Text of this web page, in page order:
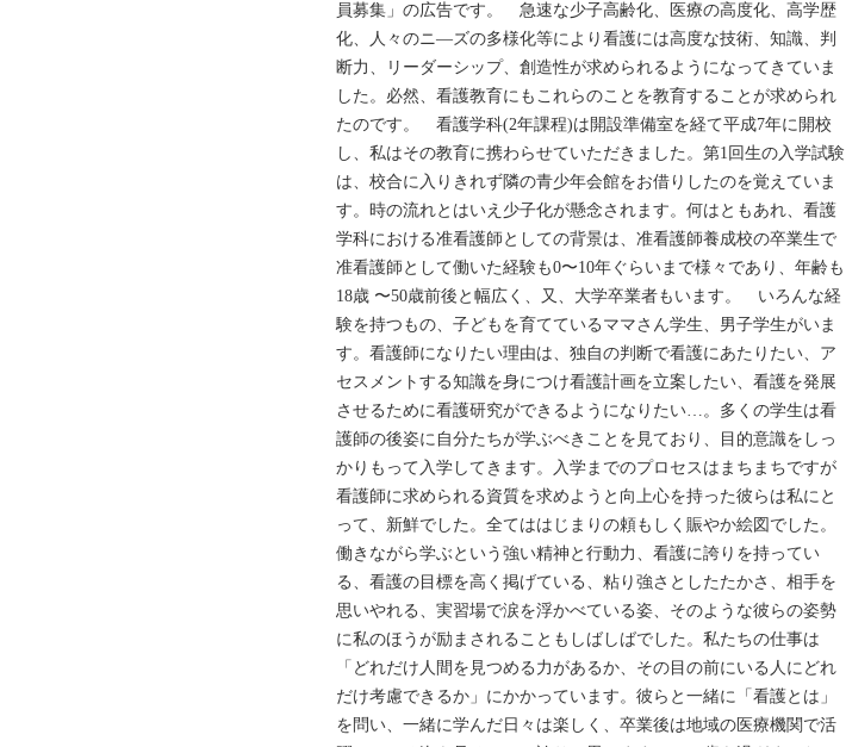
員募集」の広告です。 急速な少子高齢化、医療の高度化、高学歴
化、人々のニ―ズの多様化等により看護には高度な技術、知識、判
断力、リーダーシップ、創造性が求められるようになってきていま
した。必然、看護教育にもこれらのことを教育することが求められ
たのです。 看護学科(2年課程)は開設準備室を経て平成7年に開校
し、私はその教育に携わらせていただきました。第1回生の入学試験
は、校合に入りきれず隣の青少年会館をお借りしたのを覚えていま
す。時の流れとはいえ少子化が懸念されます。何はともあれ、看護
学科における准看護師としての背景は、准看護師養成校の卒業生で
准看護師として働いた経験も0〜10年ぐらいまで様々であり、年齢も
18歳 〜50歳前後と幅広く、又、大学卒業者もいます。 いろんな経
験を持つもの、子どもを育てているママさん学生、男子学生がいま
す。看護師になりたい理由は、独自の判断で看護にあたりたい、ア
セスメントする知識を身につけ看護計画を立案したい、看護を発展
させるために看護研究ができるようになりたい…。多くの学生は看
護師の後姿に自分たちが学ぶべきことを見ており、目的意識をしっ
かりもって入学してきます。入学までのプロセスはまちまちですが
看護師に求められる資質を求めようと向上心を持った彼らは私にと
って、新鮮でした。全てははじまりの頼もしく賑やか絵図でした。
働きながら学ぶという強い精神と行動力、看護に誇りを持ってい
る、看護の目標を高く掲げている、粘り強さとしたたかさ、相手を
思いやれる、実習場で涙を浮かべている姿、そのような彼らの姿勢
に私のほうが励まされることもしばしばでした。私たちの仕事は
「どれだけ人間を見つめる力があるか、その目の前にいる人にどれ
だけ考慮できるか」にかかっています。彼らと一緒に「看護とは」
を問い、一緒に学んだ日々は楽しく、卒業後は地域の医療機関で活